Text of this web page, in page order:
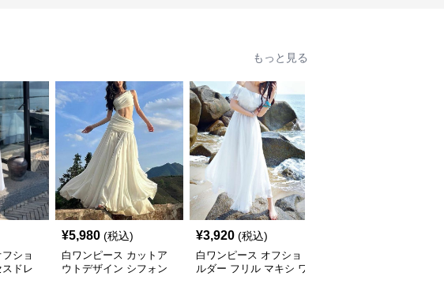
もっと見る
ショ
ドレ
¥5,980 (税込)
白ワンピース カットア
ウトデザイン シフォン
¥3,920 (税込)
白ワンピース オフショ
ルダー フリル マキシ ワ